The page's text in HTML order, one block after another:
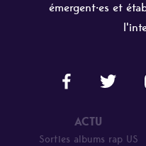
émergent·es et
ACTU
Sorties albums rap US